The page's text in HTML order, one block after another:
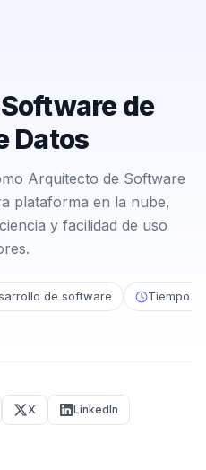
de
Datos
Arquitecto de Software
plataforma en la nube,
y facilidad de uso
de software Tiempo
X LinkedIn